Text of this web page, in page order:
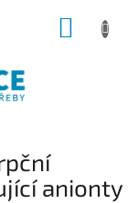
anionty